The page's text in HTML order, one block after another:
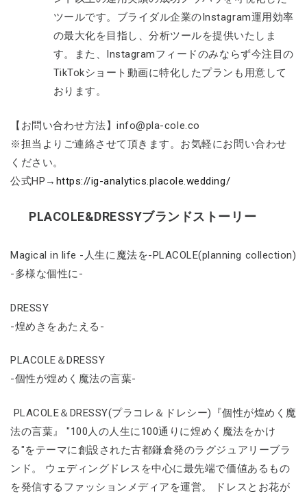
ツールです。ブライダル企業のInstagram運用効率
の最大化を目指し、分析ツールを提供いたしま
す。また、Instagramフィードのみならず今注目の
TikTokショート動画に特化したプランも用意して
おります。
【お問い合わせ方法】info@pla-cole.co
※担当よりご連絡させて頂きます。お気軽にお問い合わせ
ください。
公式HP→ https://ig-analytics.placole.wedding/
PLACOLE&DRESSYブランドストーリー
Magical in life -人生に魔法を-PLACOLE(planning collection)
-多様な個性に-
DRESSY
-煌めきをあたえる-
PLACOLE＆DRESSY
-個性が煌めく魔法の言葉-
PLACOLE＆DRESSY(プラコレ＆ドレシー)『個性が煌めく魔
法の言葉』 "100人の人生に100通りに煌めく魔法をかけ
る"をテーマに創設された古都鎌倉発のラグジュアリーブラ
ンド。 ウェディングドレスを中心に最先端で価値あるもの
を発信するファッションメディアを運営。 ドレスとお花が